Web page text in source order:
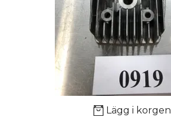
Lägg i korgen